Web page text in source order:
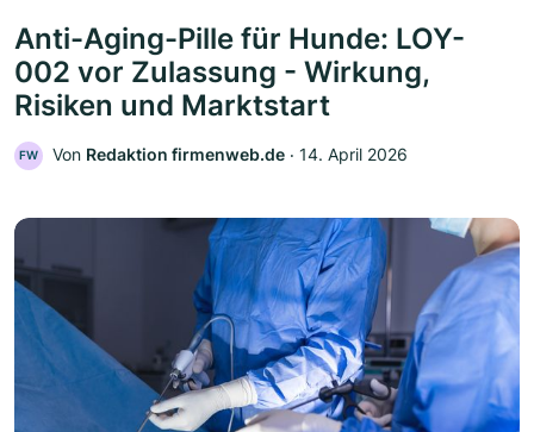
Anti-Aging-Pille für Hunde: LOY-
002 vor Zulassung - Wirkung,
Risiken und Marktstart
FW Von Redaktion firmenweb.de ‧ 14. April 2026